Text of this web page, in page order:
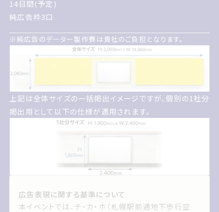
c.
2027年にがつ 1日げつようびにが
14日間予定
純広告枠3口
14日間(予定)
純広告枠3口
※ 純広告のデーター製作費は貴社のご負担となります
純広告のデーター製作費は貴社のご負担となります。
上記は全体サイズの一括掲出イメージですが 個別の1社分
掲出用として以下の仕様が適用されます
上記は全体サイズの一括掲出イメージですが、個別の1社分
掲出用として以下の仕様が適用されます。
広告表現に関する基準について
広告表現に関する基準について
本イベントでは チカホ札幌えきまえどおり地下歩行
本イベントでは、チ・カ・ホ（札幌駅前通地下歩行空